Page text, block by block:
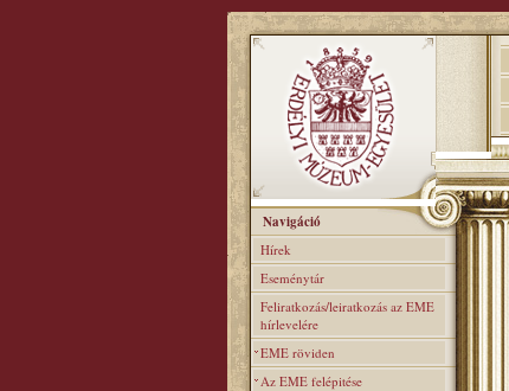
Navigáció
Hírek
Eseménytár
Feliratkozás/leiratkozás az EME
hírlevelére
EME röviden
Az EME felépitése